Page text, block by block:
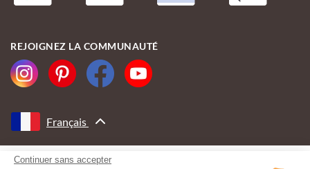
Continuer sans accepter
REJOIGNEZ LA COMMUNAUTÉ
Français
AVEC LE SOUTIEN DE